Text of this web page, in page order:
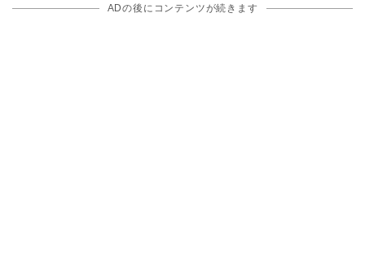
ADの後にコンテンツが続きます